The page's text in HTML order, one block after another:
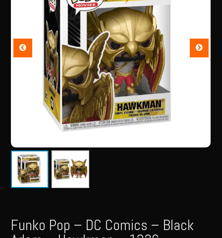
Funko Pop – DC Comics – Black